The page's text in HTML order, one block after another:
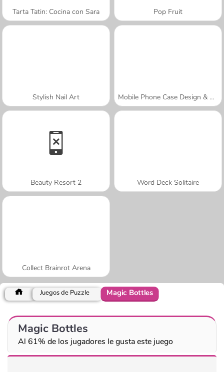
Tarta Tatin: Cocina con Sara Pop Fruit
Stylish Nail Art Mobile Phone Case Design & DIY
Beauty Resort 2 Word Deck Solitaire
Collect Brainrot Arena
Juegos de Puzzle Magic Bottles
Magic Bottles
Al 61% de los jugadores le gusta este juego